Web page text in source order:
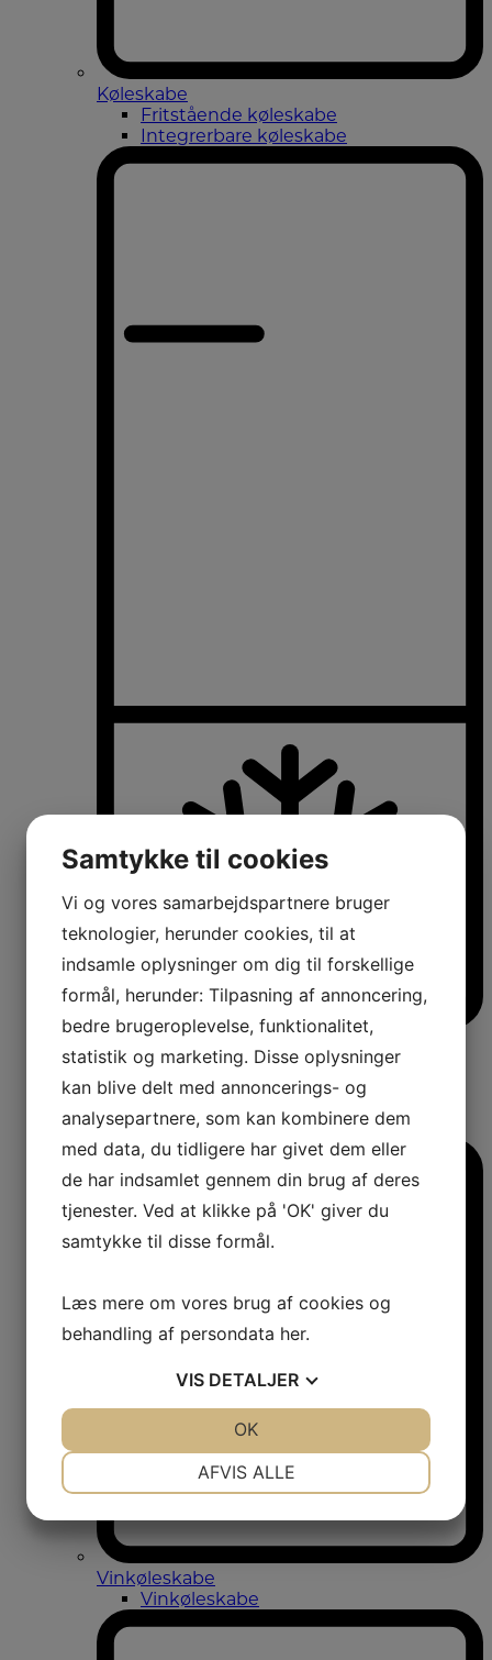
Køleskabe
Fritstående køleskabe
Integrerbare køleskabe
Køle-/fryseskabe
Fritstående køle-/fryseskabe
Integrerbare køle-/fryseskabe
Amerikanerkøleskabe
Vinkøleskabe
Vinkøleskabe
Samtykke til cookies
Vi og vores samarbejdspartnere bruger
teknologier, herunder cookies, til at
indsamle oplysninger om dig til forskellige
formål, herunder: Tilpasning af annoncering,
bedre brugeroplevelse, funktionalitet,
statistik og marketing. Disse oplysninger
kan blive delt med annoncerings- og
analysepartnere, som kan kombinere dem
med data, du tidligere har givet dem eller
de har indsamlet gennem din brug af deres
tjenester. Ved at klikke på 'OK' giver du
samtykke til disse formål.
Læs mere om vores brug af cookies og
behandling af persondata her.
VIS DETALJER
MARKETING
AFVIS ALLE
OK